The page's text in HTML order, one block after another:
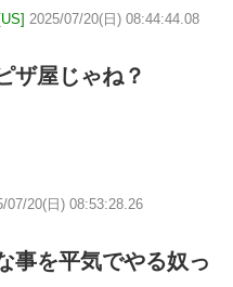
2025/07/20(日) 08:44:44.08
ザ屋じゃね？
07/20(日) 08:53:28.26
事を平気でやる奴っ